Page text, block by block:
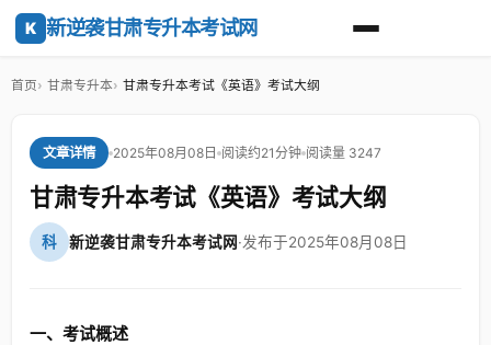
K 新逆袭甘肃专升本考试网
首页 甘肃专升本 甘肃专升本考试《英语》考试大纲
文章详情 2025年08月08日 阅读约21分钟 阅读量 3247
甘肃专升本考试《英语》考试大纲
科 新逆袭甘肃专升本考试网·发布于2025年08月08日
一、考试概述